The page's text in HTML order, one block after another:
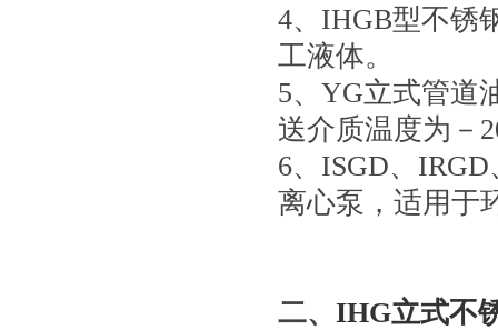
4、IHGB型不锈
工液体。
5、YG立式管道
送介质温度为－
6、ISGD、
离心泵，适用于
二、 IHG立式不